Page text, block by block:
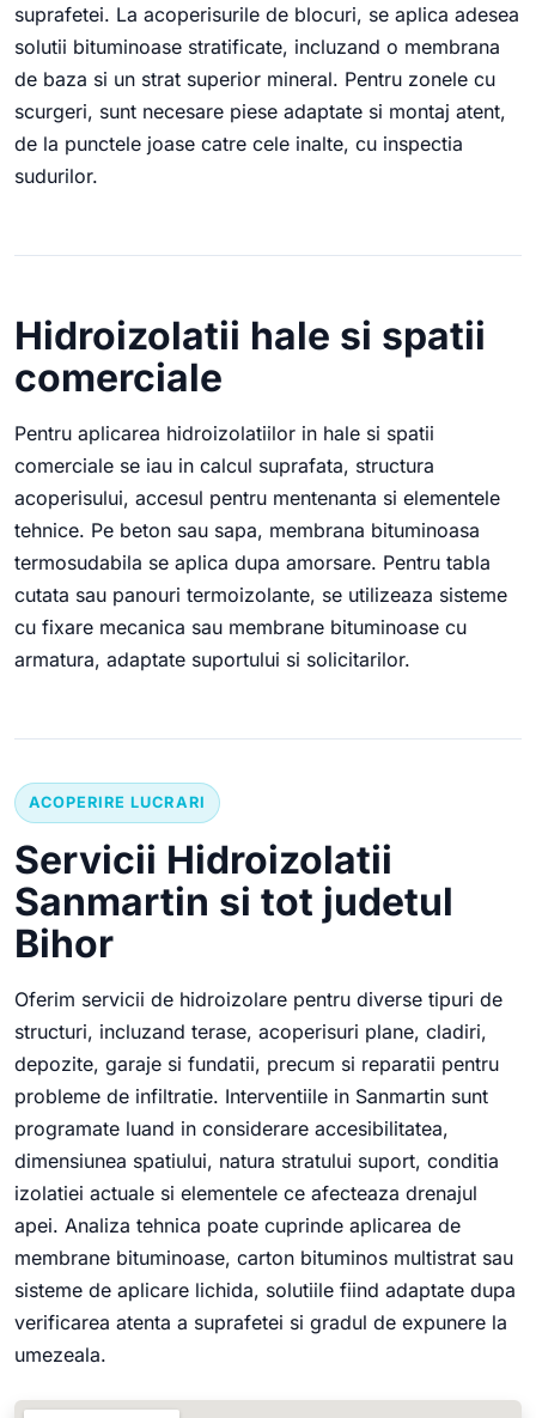
suprafetei. La acoperisurile de blocuri, se aplica adesea
solutii bituminoase stratificate, incluzand o membrana
de baza si un strat superior mineral. Pentru zonele cu
scurgeri, sunt necesare piese adaptate si montaj atent,
de la punctele joase catre cele inalte, cu inspectia
sudurilor.
Hidroizolatii hale si spatii
comerciale
Pentru aplicarea hidroizolatiilor in hale si spatii
comerciale se iau in calcul suprafata, structura
acoperisului, accesul pentru mentenanta si elementele
tehnice. Pe beton sau sapa, membrana bituminoasa
termosudabila se aplica dupa amorsare. Pentru tabla
cutata sau panouri termoizolante, se utilizeaza sisteme
cu fixare mecanica sau membrane bituminoase cu
armatura, adaptate suportului si solicitarilor.
ACOPERIRE LUCRARI
Servicii Hidroizolatii
Sanmartin si tot judetul
Bihor
Oferim servicii de hidroizolare pentru diverse tipuri de
structuri, incluzand terase, acoperisuri plane, cladiri,
depozite, garaje si fundatii, precum si reparatii pentru
probleme de infiltratie. Interventiile in Sanmartin sunt
programate luand in considerare accesibilitatea,
dimensiunea spatiului, natura stratului suport, conditia
izolatiei actuale si elementele ce afecteaza drenajul
apei. Analiza tehnica poate cuprinde aplicarea de
membrane bituminoase, carton bituminos multistrat sau
sisteme de aplicare lichida, solutiile fiind adaptate dupa
verificarea atenta a suprafetei si gradul de expunere la
umezeala.